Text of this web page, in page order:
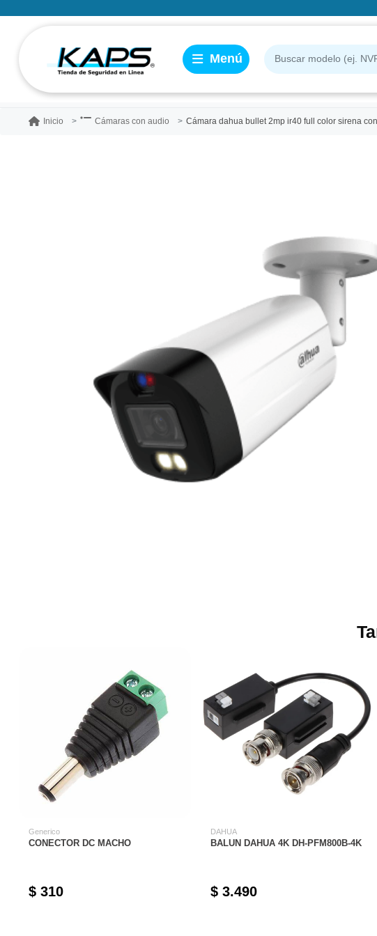
Inicio Cámaras con audio Cámara dahua bullet 2mp ir40 full color sirena con audio y disuacion activa dh-
Generico
CONECTOR DC MACHO
$ 310
DAHUA
BALUN DAHUA 4K DH-PFM800B-4K
$ 3.490